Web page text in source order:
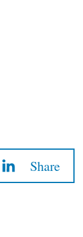
Share